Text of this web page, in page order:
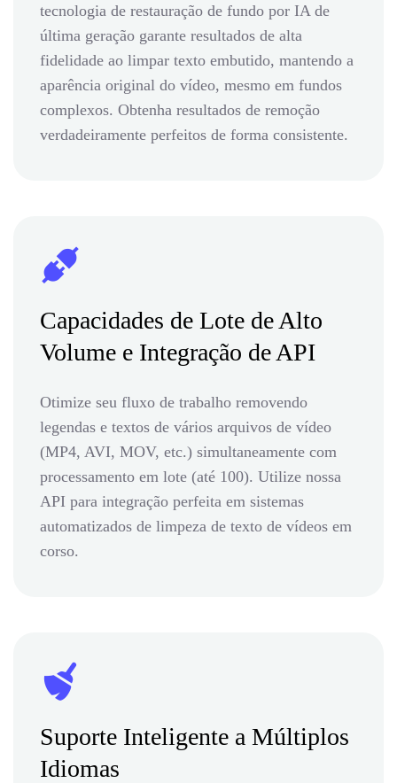
tecnologia de restauração de fundo por IA de
última geração garante resultados de alta
fidelidade ao limpar texto embutido, mantendo a
aparência original do vídeo, mesmo em fundos
complexos. Obtenha resultados de remoção
verdadeiramente perfeitos de forma consistente.
Capacidades de Lote de Alto
Volume e Integração de API
Otimize seu fluxo de trabalho removendo
legendas e textos de vários arquivos de vídeo
(MP4, AVI, MOV, etc.) simultaneamente com
processamento em lote (até 100). Utilize nossa
API para integração perfeita em sistemas
automatizados de limpeza de texto de vídeos em
corso.
Suporte Inteligente a Múltiplos
Idiomas